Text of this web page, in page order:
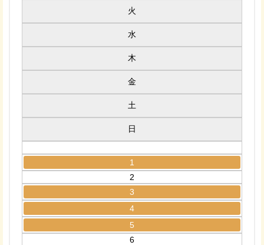
火
水
木
金
土
日
1
2
3
4
5
6